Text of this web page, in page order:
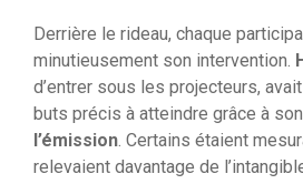
Derrière le rideau, chaque
minutieusement son intervention.
d’entrer sous les projecteurs,
buts précis à atteindre grâce à son
l’émission . Certains étaient
relevaient davantage de